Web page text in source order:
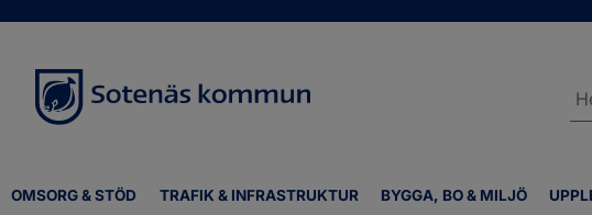
OMSORG & STÖD TRAFIK & INFRASTRUKTUR BYGGA, BO & MILJÖ